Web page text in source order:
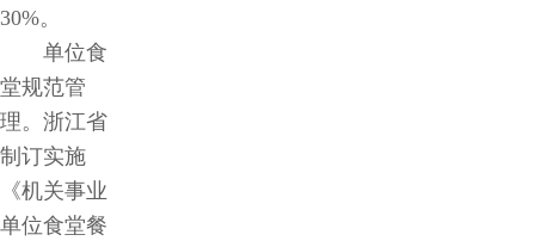
30%。
单位食
堂规范管
理。浙江省
制订实施
《机关事业
单位食堂餐